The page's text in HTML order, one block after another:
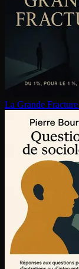
La Grande Fracture